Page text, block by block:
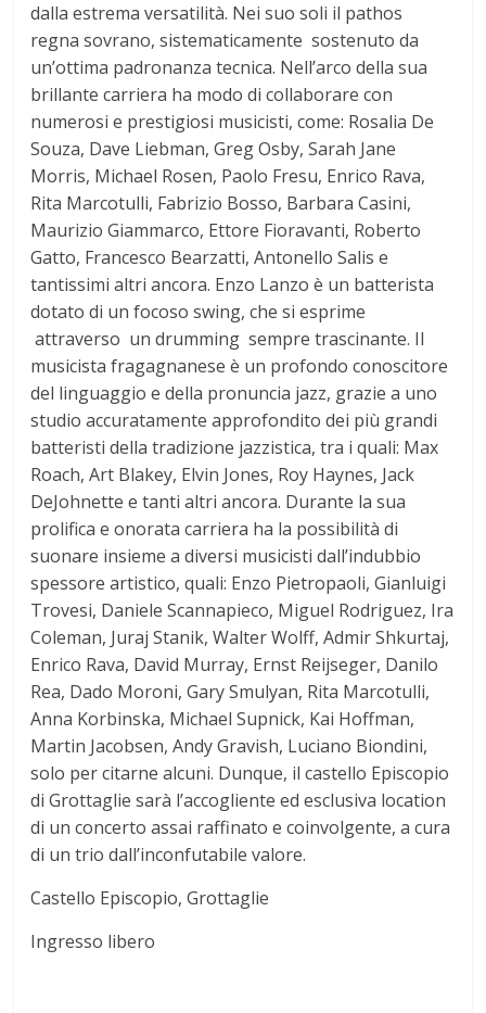
dalla estrema versatilità. Nei suo soli il pathos
regna sovrano, sistematicamente sostenuto da
un’ottima padronanza tecnica. Nell’arco della sua
brillante carriera ha modo di collaborare con
numerosi e prestigiosi musicisti, come: Rosalia De
Souza, Dave Liebman, Greg Osby, Sarah Jane
Morris, Michael Rosen, Paolo Fresu, Enrico Rava,
Rita Marcotulli, Fabrizio Bosso, Barbara Casini,
Maurizio Giammarco, Ettore Fioravanti, Roberto
Gatto, Francesco Bearzatti, Antonello Salis e
tantissimi altri ancora. Enzo Lanzo è un batterista
dotato di un focoso swing, che si esprime
attraverso un drumming sempre trascinante. Il
musicista fragagnanese è un profondo conoscitore
del linguaggio e della pronuncia jazz, grazie a uno
studio accuratamente approfondito dei più grandi
batteristi della tradizione jazzistica, tra i quali: Max
Roach, Art Blakey, Elvin Jones, Roy Haynes, Jack
DeJohnette e tanti altri ancora. Durante la sua
prolifica e onorata carriera ha la possibilità di
suonare insieme a diversi musicisti dall’indubbio
spessore artistico, quali: Enzo Pietropaoli, Gianluigi
Trovesi, Daniele Scannapieco, Miguel Rodriguez, Ira
Coleman, Juraj Stanik, Walter Wolff, Admir Shkurtaj,
Enrico Rava, David Murray, Ernst Reijseger, Danilo
Rea, Dado Moroni, Gary Smulyan, Rita Marcotulli,
Anna Korbinska, Michael Supnick, Kai Hoffman,
Martin Jacobsen, Andy Gravish, Luciano Biondini,
solo per citarne alcuni. Dunque, il castello Episcopio
di Grottaglie sarà l’accogliente ed esclusiva location
di un concerto assai raffinato e coinvolgente, a cura
di un trio dall’inconfutabile valore.
Castello Episcopio, Grottaglie
Ingresso libero